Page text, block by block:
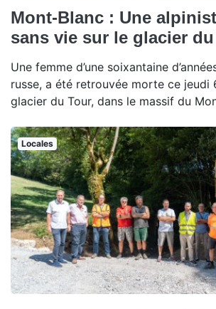
Mont-Blanc : Une
sans vie sur le glacier
Une femme d’une soixantaine
russe, a été retrouvée morte ce jeudi
glacier du Tour, dans le massif du
Locales